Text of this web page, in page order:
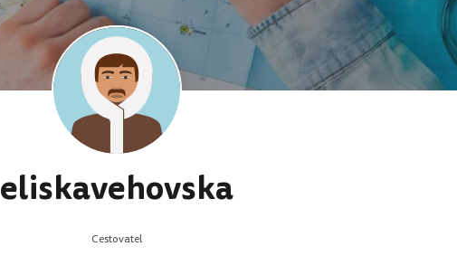
eliskavehovska
Cestovatel